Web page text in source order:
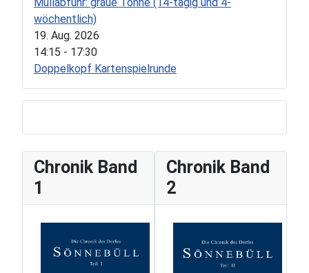
wöchentlich)
19. Aug. 2026
14:15 - 17:30
Doppelkopf Kartenspielrunde
Chronik Band
1
Chronik Band
2